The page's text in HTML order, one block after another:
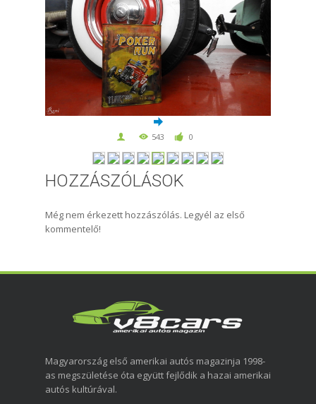
543 0
HOZZÁSZÓLÁSOK
Még nem érkezett hozzászólás. Legyél az első
kommentelő!
Magyarország első amerikai autós magazinja 1998-
as megszületése óta együtt fejlődik a hazai amerikai
autós kultúrával.